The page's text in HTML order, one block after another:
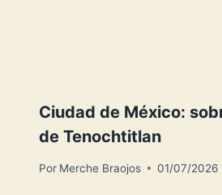
Ciudad de México:
de Tenochtitlan
Por Merche Braojos 01/07/2026